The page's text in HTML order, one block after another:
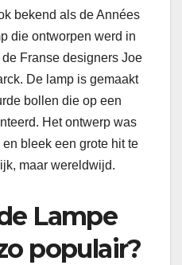
bekend als de Années
die ontworpen werd in
Franse designers Joe
De lamp is gemaakt
bollen die op een
Het ontwerp was
bleek een grote hit te
maar wereldwijd.
Lampe
populair?